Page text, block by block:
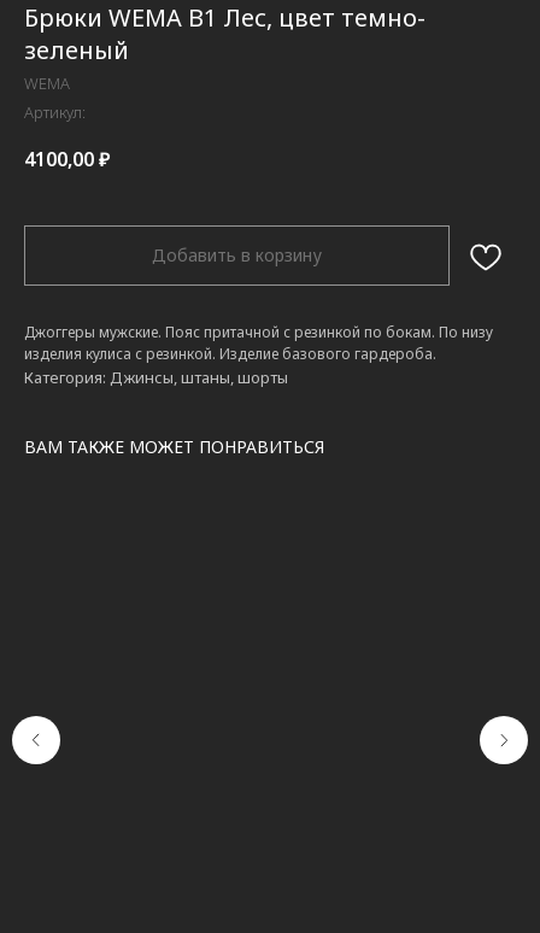
Брюки WEMA B1 Лес, цвет темно-
зеленый
WEMA
Артикул:
4100,00₽
Добавить в корзину
Джоггеры мужские. Пояс притачной с резинкой по бокам. По низу
изделия кулиса с резинкой. Изделие базового гардероба.
Категория: Джинсы, штаны, шорты
ВАМ ТАКЖЕ МОЖЕТ ПОНРАВИТЬСЯ